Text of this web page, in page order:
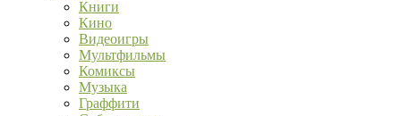
Книги
Кино
Видеоигры
Мультфильмы
Комиксы
Музыка
Граффити